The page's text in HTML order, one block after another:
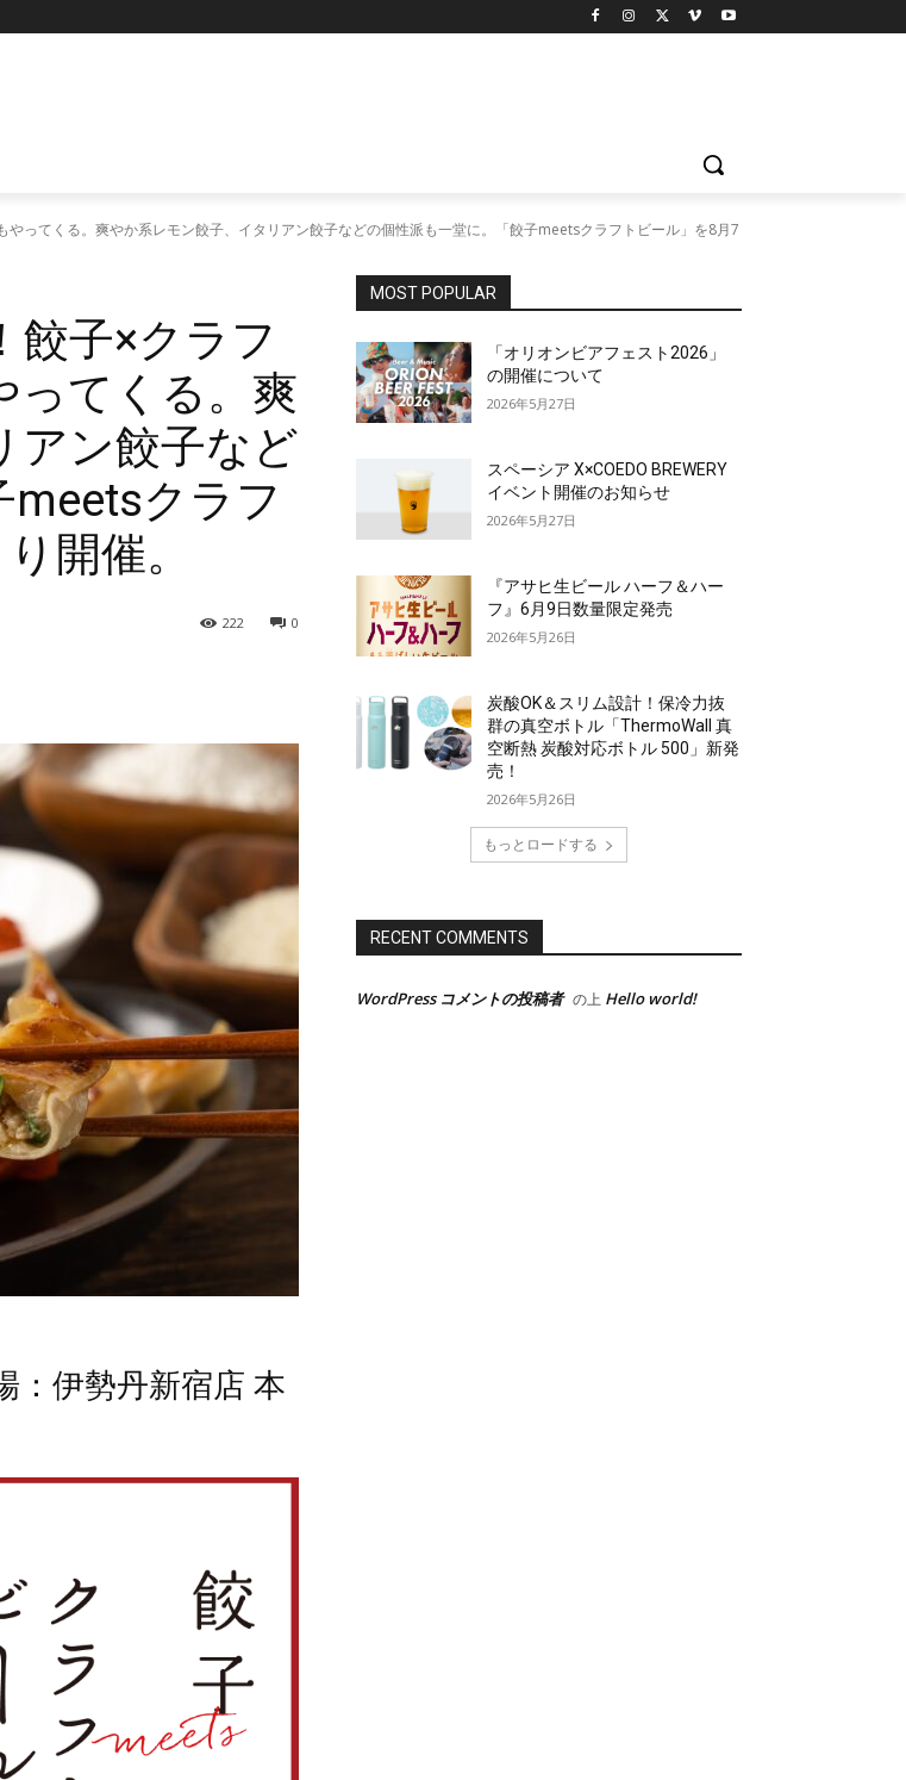
ってくる。爽やか系レモン餃子、イタリアン餃子などの個性派も一堂に。「餃子meetsクラフトビール​」を8月7
餃子×クラフ
ってくる。爽
アン餃子など
meetsクラフ
開催。
0
222
伊勢丹新宿店 本
MOST POPULAR
「オリオンビアフェスト2026」
の開催について
2026年5月27日
スペーシア X×COEDO BREWERY
イベント開催のお知らせ
2026年5月27日
『アサヒ生ビール ハーフ＆ハー
フ』6月9日数量限定発売
2026年5月26日
炭酸OK＆スリム設計！保冷力抜
群の真空ボトル「ThermoWall 真
空断熱 炭酸対応ボトル 500」新発
売！
2026年5月26日
もっとロードする
RECENT COMMENTS
WordPress コメントの投稿者 の上 Hello world!